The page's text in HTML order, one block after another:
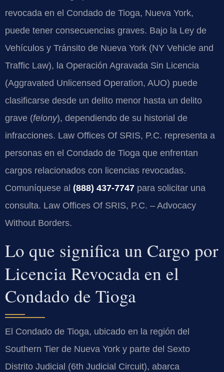
revocada en el Condado de Tioga, Nueva York,
puede tener consecuencias graves. Bajo la Ley de
Vehículos y Tránsito de Nueva York (NY Vehicle and
Traffic Law), la Operación Agravada Sin Licencia
(Aggravated Unlicensed Operation, AUO) puede
clasificarse desde un delito menor hasta un delito
grave (felony), dependiendo de su historial de
infracciones. Law Offices Of SRIS, P.C. representa a
personas en el Condado de Tioga que enfrentan
cargos relacionados con licencias revocadas.
Comuníquese al (888) 437-7747 para solicitar una
consulta. Law Offices Of SRIS, P.C. – Advocacy
Without Borders.
Lo que significa un Cargo por
Licencia Revocada en el
Condado de Tioga
El Condado de Tioga, ubicado en la región del
Southern Tier de Nueva York y parte del Sexto
Distrito Judicial (6th Judicial Circuit), abarca